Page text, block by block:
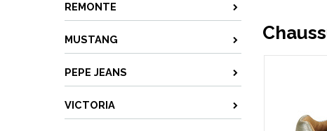
REMONTE
MUSTANG
PEPE JEANS
VICTORIA